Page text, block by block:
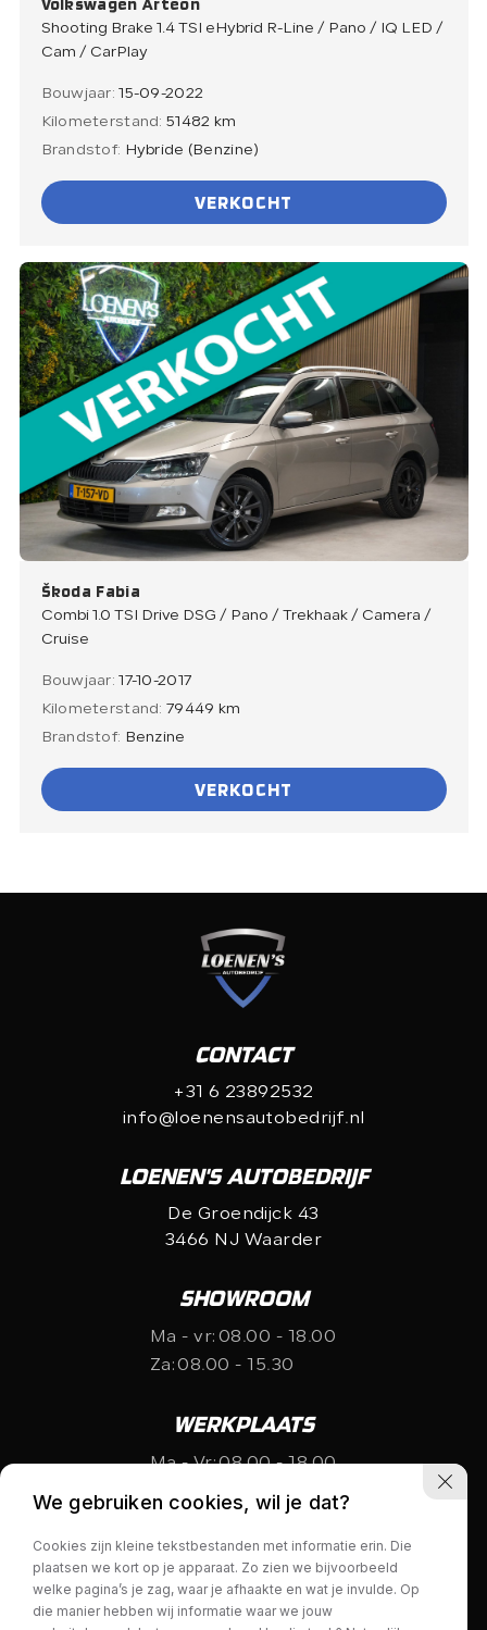
Volkswagen Arteon
Shooting Brake 1.4 TSI eHybrid R-Line / Pano / IQ LED /
Cam / CarPlay
Bouwjaar:15-09-2022
Kilometerstand: 51482 km
Brandstof: Hybride (Benzine)
VERKOCHT
Škoda Fabia
Combi 1.0 TSI Drive DSG / Pano / Trekhaak / Camera /
Cruise
Bouwjaar:17-10-2017
Kilometerstand: 79449 km
Brandstof: Benzine
VERKOCHT
CONTACT
+31 6 23892532
info@loenensautobedrijf.nl
LOENEN'S AUTOBEDRIJF
De Groendijck 43
3466 NJ Waarder
SHOWROOM
Ma - vr: 08.00 - 18.00
Za: 08.00 - 15.30
WERKPLAATS
Ma - Vr:08.00 - 18.00
gesloten
We gebruiken cookies, wil je dat?
Cookies zijn kleine tekstbestanden met informatie erin. Die
plaatsen we kort op je apparaat. Zo zien we bijvoorbeeld
welke pagina’s je zag, waar je afhaakte en wat je invulde. Op
die manier hebben wij informatie waar we jouw